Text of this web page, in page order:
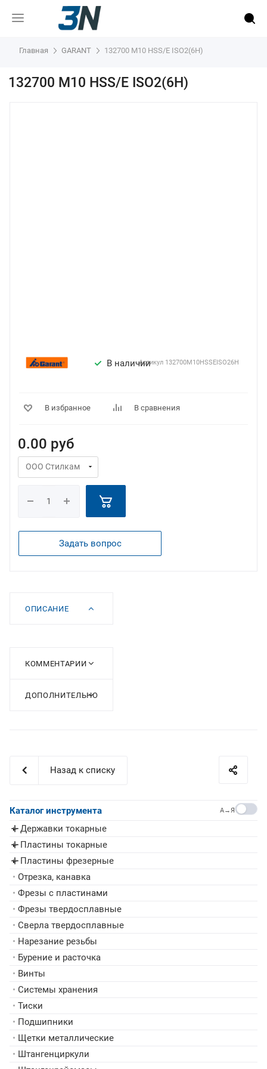
Главная GARANT 132700 M10 HSS/E ISO2(6H)
132700 M10 HSS/E ISO2(6H)
В наличииАртикул 132700M10HSSEISO26H
В избранное В сравнения
0.00 руб
Задать вопрос
ОПИСАНИЕ
КОММЕНТАРИИ
ДОПОЛНИТЕЛЬНО
Назад к списку
Каталог инструмента A→Я
▸ Державки токарные
▸ Пластины токарные
▸ Пластины фрезерные
• Отрезка, канавка
• Фрезы с пластинами
• Фрезы твердосплавные
• Сверла твердосплавные
• Нарезание резьбы
• Бурение и расточка
• Винты
• Системы хранения
• Тиски
• Подшипники
• Щетки металлические
• Штангенциркули